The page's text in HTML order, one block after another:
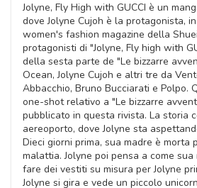
Jolyne, Fly High with GUCCI è un
dove Jolyne Cujoh è la protagonista,
women's fashion magazine della
protagonisti di "Jolyne, Fly high with
della sesta parte de "Le bizzarre
Ocean, Jolyne Cujoh e altri tre da
Abbacchio, Bruno Bucciarati e Polpo.
one-shot relativo a "Le bizzarre
pubblicato in questa rivista. La storia
aereoporto, dove Jolyne sta
Dieci giorni prima, sua madre è morta
malattia. Jolyne poi pensa a come
fare dei vestiti su misura per Jolyne
Jolyne si gira e vede un piccolo